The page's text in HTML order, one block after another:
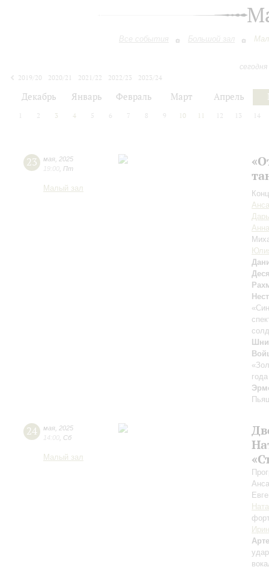
Все события Большой зал
2019/20
2020/21 2021/22 2022/23
2023/24
Декабрь Январь Февраль Март Апрель
2 3 4 5 6 7 8 9 10 11 12 13 14
23 мая 2025
19:00 Пт
Малый зал
24 мая 2025
14:00 Сб
Малый зал